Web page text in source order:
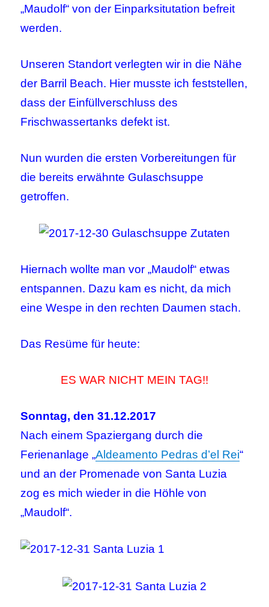
„Maudolf“ von der Einparksitutation befreit
werden.
Unseren Standort verlegten wir in die Nähe
der Barril Beach. Hier musste ich feststellen,
dass der Einfüllverschluss des
Frischwassertanks defekt ist.
Nun wurden die ersten Vorbereitungen für
die bereits erwähnte Gulaschsuppe
getroffen.
Hiernach wollte man vor „Maudolf“ etwas
entspannen. Dazu kam es nicht, da mich
eine Wespe in den rechten Daumen stach.
Das Resüme für heute:
ES WAR NICHT MEIN TAG!!
Sonntag, den 31.12.2017
Nach einem Spaziergang durch die
Ferienanlage „Aldeamento Pedras d’el Rei“
und an der Promenade von Santa Luzia
zog es mich wieder in die Höhle von
„Maudolf“.